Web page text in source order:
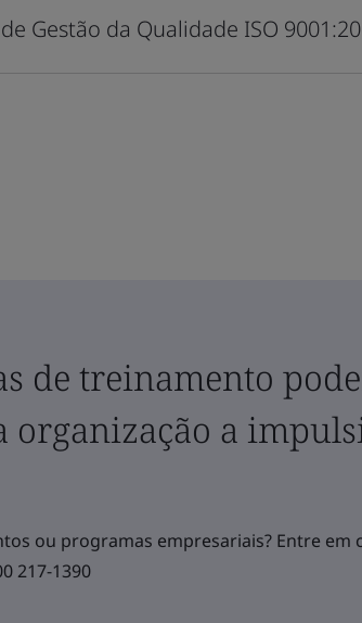
Gestão da Qualidade ISO
de treinamento
organização a
ou programas empresariais? Entre em
217-1390